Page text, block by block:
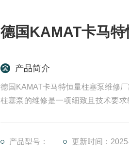
德国KAMAT卡马
产品简介
德国KAMAT卡马特恒量柱塞泵维修
柱塞泵的维修是一项细致且技术要
倾斜盘倾角太小，泵的排量少，这
系统中元件泄漏，导致压力升不上若
产品型号： 更新时间：